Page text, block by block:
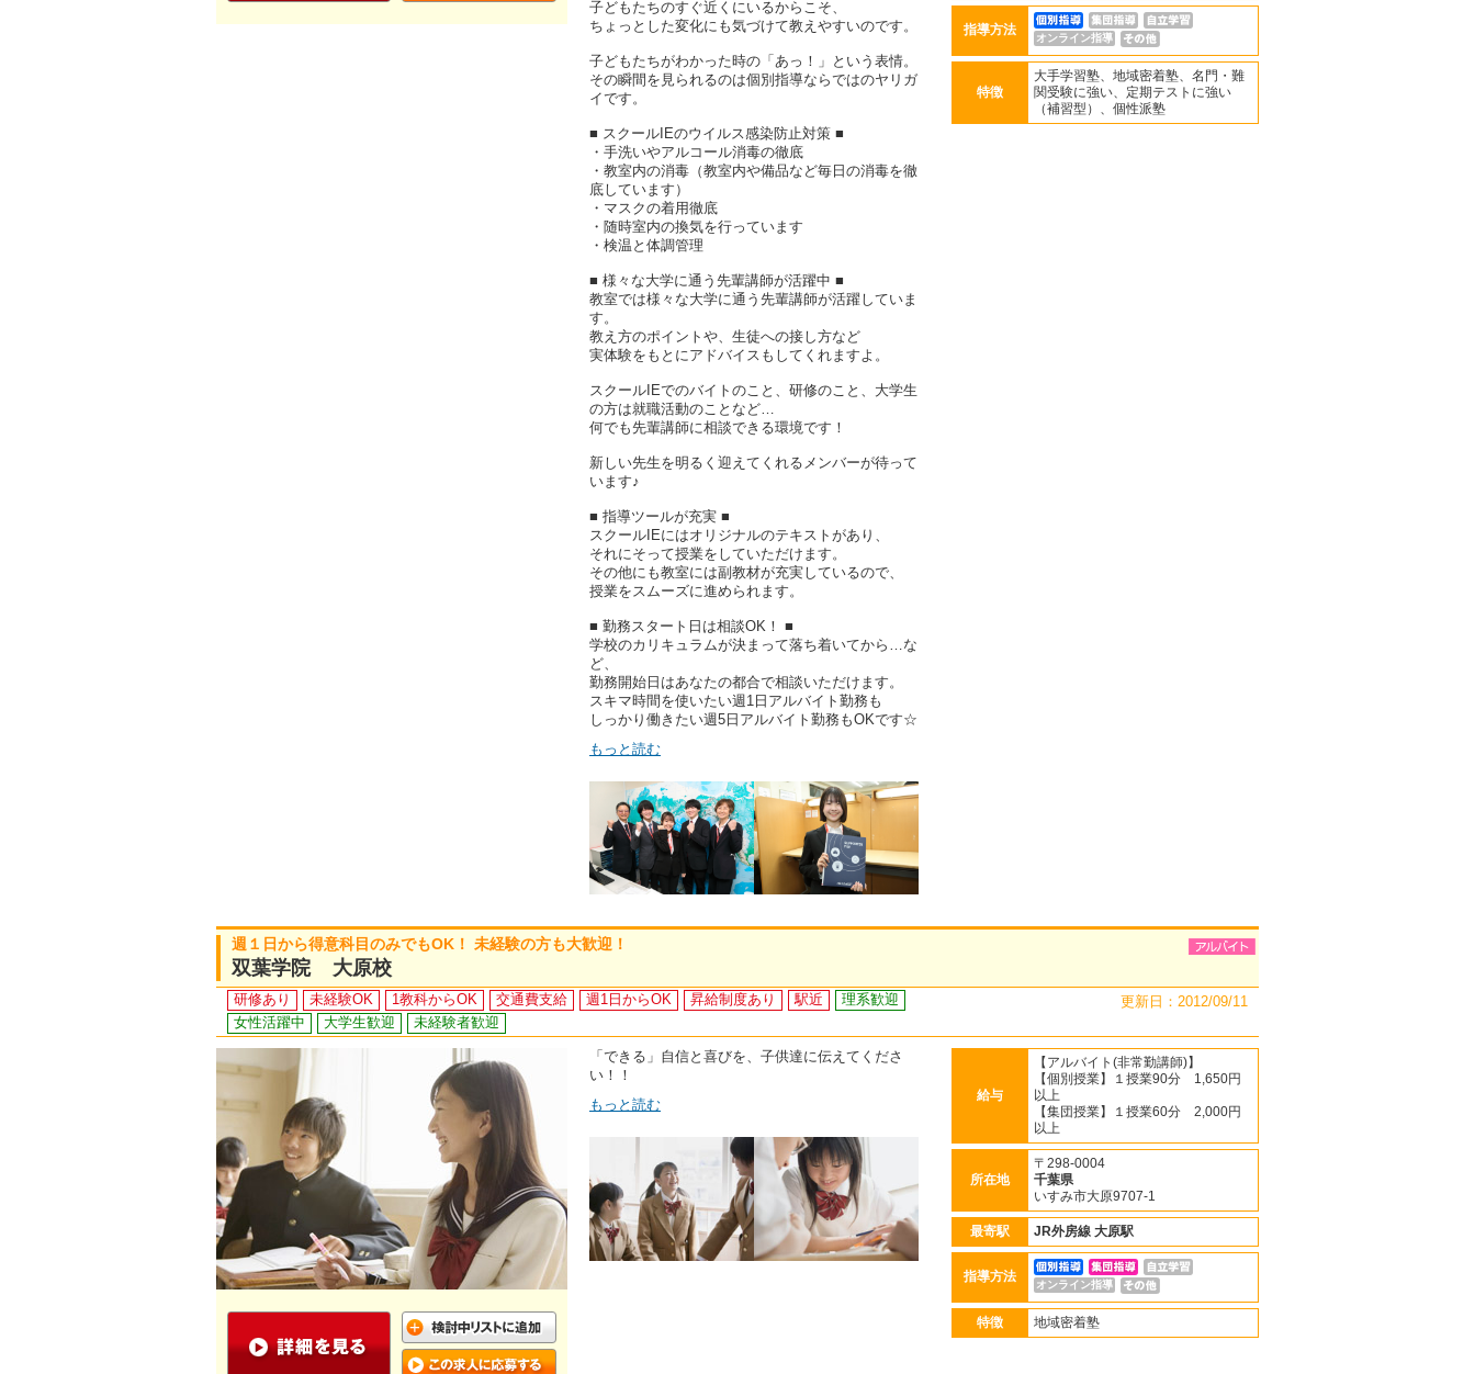
子どもたちのすぐ近くにいるからこそ、
ちょっとした変化にも気づけて教えやすいのです。
子どもたちがわかった時の「あっ！」という表情。
その瞬間を見られるのは個別指導ならではのヤリガ
イです。
■ スクールIEのウイルス感染防止対策 ■
・手洗いやアルコール消毒の徹底
・教室内の消毒（教室内や備品など毎日の消毒を徹
底しています）
・マスクの着用徹底
・随時室内の換気を行っています
・検温と体調管理
■ 様々な大学に通う先輩講師が活躍中 ■
教室では様々な大学に通う先輩講師が活躍していま
す。
教え方のポイントや、生徒への接し方など
実体験をもとにアドバイスもしてくれますよ。
スクールIEでのバイトのこと、研修のこと、大学生
の方は就職活動のことなど…
何でも先輩講師に相談できる環境です！
新しい先生を明るく迎えてくれるメンバーが待って
います♪
■ 指導ツールが充実 ■
スクールIEにはオリジナルのテキストがあり、
それにそって授業をしていただけます。
その他にも教室には副教材が充実しているので、
授業をスムーズに進められます。
■ 勤務スタート日は相談OK！ ■
学校のカリキュラムが決まって落ち着いてから…な
ど、
勤務開始日はあなたの都合で相談いただけます。
スキマ時間を使いたい週1日アルバイト勤務も
しっかり働きたい週5日アルバイト勤務もOKです☆
もっと読む
指導方法
オンライン指導
特徴
大手学習塾、地域密着塾、名門・難
関受験に強い、定期テストに強い
（補習型）、個性派塾
週１日から得意科目のみでもOK！ 未経験の方も大歓迎！
双葉学院 大原校
研修あり 未経験OK 1教科からOK 交通費支給 週1日からOK 昇給制度あり 駅近
理系歓迎
女性活躍中
大学生歓迎 未経験者歓迎
更新日：2012/09/11
「できる」自信と喜びを、子供達に伝えてくださ
い！！
もっと読む
給与
【アルバイト(非常勤講師)】
【個別授業】１授業90分 1,650円
以上
【集団授業】１授業60分 2,000円
以上
所在地
〒298-0004
千葉県
いすみ市大原9707-1
最寄駅 JR外房線 大原駅
指導方法
オンライン指導
特徴 地域密着塾